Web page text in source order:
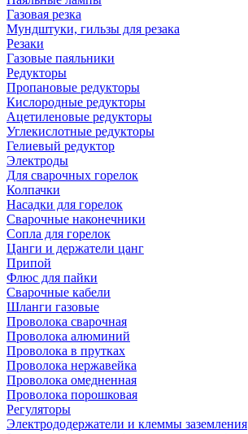
Газовая резка
Мундштуки, гильзы для резака
Резаки
Газовые паяльники
Редукторы
Пропановые редукторы
Кислородные редукторы
Ацетиленовые редукторы
Углекислотные редукторы
Гелиевый редуктор
Электроды
Для сварочных горелок
Колпачки
Насадки для горелок
Сварочные наконечники
Сопла для горелок
Цанги и держатели цанг
Припой
Флюс для пайки
Сварочные кабели
Шланги газовые
Проволока сварочная
Проволока алюминий
Проволока в прутках
Проволока нержавейка
Проволока омедненная
Проволока порошковая
Регуляторы
Электрододержатели и клеммы заземления